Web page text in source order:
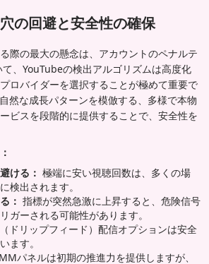
の回避と安全性の確保
際の最大の懸念は、アカウントのペナルテ
、YouTubeの検出アルゴリズムは高度化
ロバイダーを選択することが極めて重要で
然な成長パターンを模倣する、多様で本物
ビスを段階的に提供することで、安全性を
ける： 極端に安い視聴回数は、多くの場
検出されます。
： 指標が突然急激に上昇すると、危険信号
ガーされる可能性があります。
ドリップフィード）配信オプションは安全
ます。
パネルは初期の推進力を提供しますが、